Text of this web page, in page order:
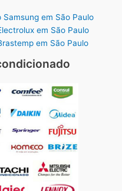
em São Paulo
em São Paulo
em São Paulo